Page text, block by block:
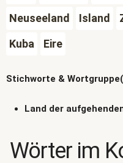
Neuseeland
Island
Kuba
Eire
Stichworte &
Land der
Wörter im